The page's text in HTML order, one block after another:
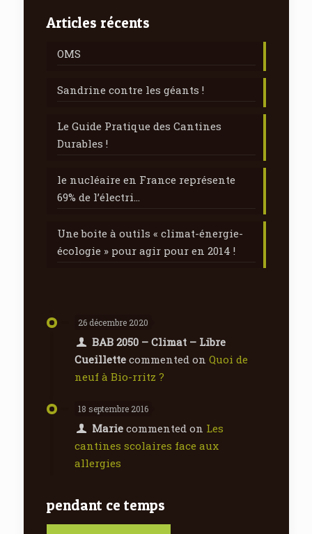
Articles récents
OMS
Sandrine contre les géants !
Le Guide Pratique des Cantines
Durables !
le nucléaire en France représente
69% de l’électri…
Une boite à outils « climat-énergie-
écologie » pour agir pour en 2014 !
26 décembre 2020
BAB 2050 – Climat – Libre
Cueillettecommented on Quoi de
neuf à Bio-rritz ?
18 septembre 2016
Mariecommented on Les
cantines scolaires face aux
allergies
pendant ce temps